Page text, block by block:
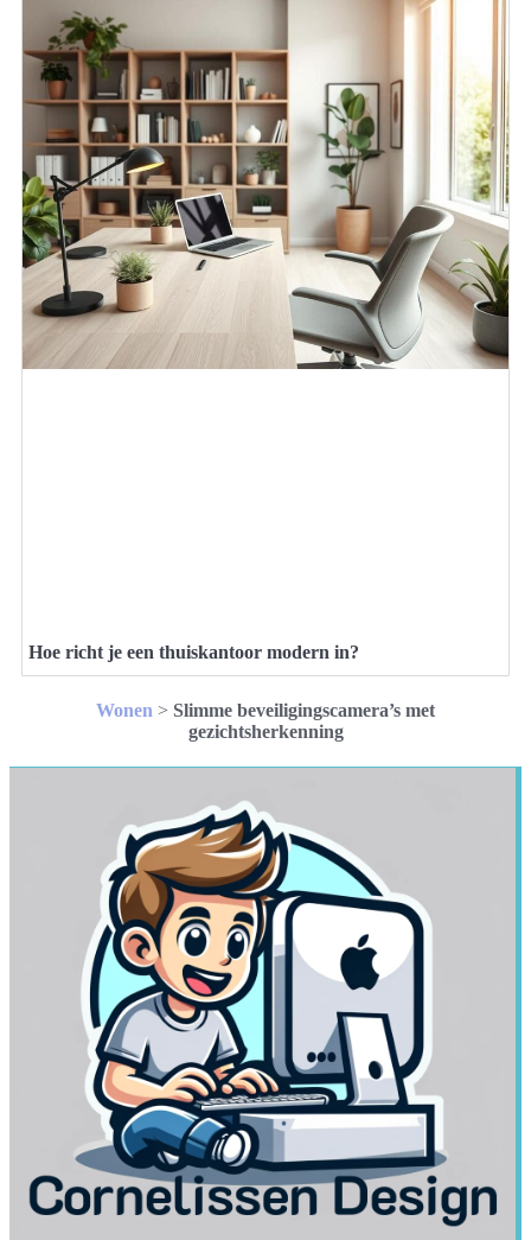
Hoe richt je een thuiskantoor modern in?
Wonen > Slimme beveiligingscamera’s met
gezichtsherkenning